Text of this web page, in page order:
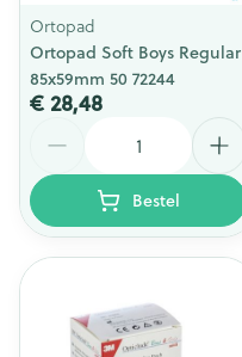
Ortopad
Ortopad Soft Boys Regular
85x59mm 50 72244
€ 28,48
Bestel